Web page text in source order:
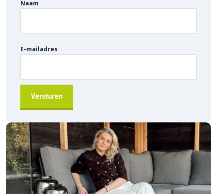
langdurige beschermingdie het verdient.
graag verder!
Naam
E-mailadres